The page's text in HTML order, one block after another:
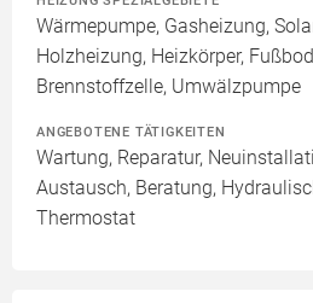
Wärmepumpe, Gasheizung,
Holzheizung, Heizkörper,
Brennstoffzelle, Umwälzpumpe
ANGEBOTENE TÄTIGKEITEN
Wartung, Reparatur,
Austausch, Beratung,
Thermostat